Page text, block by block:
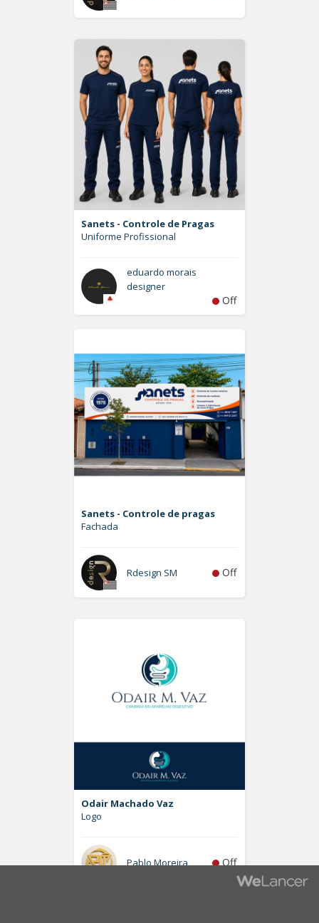
Sanets - Controle de Pragas
Uniforme Profissional
eduardo morais
designer
Off
Sanets - Controle de pragas
Fachada
Rdesign SM Off
Odair Machado Vaz
Logo
Pablo Moreira Off